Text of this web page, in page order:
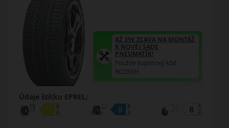
AŽ 35€ ZĽAVA NA MONTÁŽ
K NOVEJ SADE
PNEUMATÍK!
Použite kupónový kód
Údaje štítku EPREL: